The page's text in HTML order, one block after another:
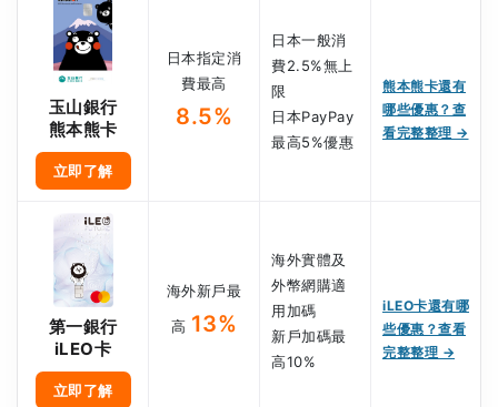
玉山銀行
熊本熊卡
立即了解
日本指定消
費最高
8.5%
日本一般消
費2.5%無上
限
日本PayPay
最高5%優惠
熊本熊卡還有
哪些優惠？查
看完整整理 →
第一銀行
iLEO卡
立即了解
海外新戶最
高 13%
海外實體及
外幣網購適
用加碼
新戶加碼最
高10%
iLEO卡還有哪
些優惠？查看
完整整理 →